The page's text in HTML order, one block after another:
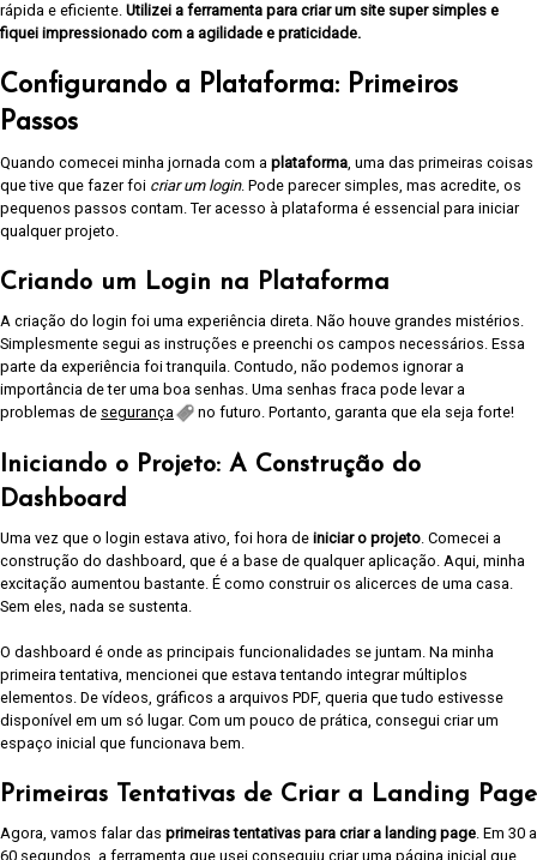
rápida e eficiente. Utilizei a ferramenta para criar um site super simples e
fiquei impressionado com a agilidade e praticidade.
Configurando a Plataforma: Primeiros
Passos
Quando comecei minha jornada com a plataforma, uma das primeiras coisas
que tive que fazer foi criar um login. Pode parecer simples, mas acredite, os
pequenos passos contam. Ter acesso à plataforma é essencial para iniciar
qualquer projeto.
Criando um Login na Plataforma
A criação do login foi uma experiência direta. Não houve grandes mistérios.
Simplesmente segui as instruções e preenchi os campos necessários. Essa
parte da experiência foi tranquila. Contudo, não podemos ignorar a
importância de ter uma boa senhas. Uma senhas fraca pode levar a
problemas de segurança no futuro. Portanto, garanta que ela seja forte!
Iniciando o Projeto: A Construção do
Dashboard
Uma vez que o login estava ativo, foi hora de iniciar o projeto . Comecei a
construção do dashboard, que é a base de qualquer aplicação. Aqui, minha
excitação aumentou bastante. É como construir os alicerces de uma casa.
Sem eles, nada se sustenta.
O dashboard é onde as principais funcionalidades se juntam. Na minha
primeira tentativa, mencionei que estava tentando integrar múltiplos
elementos. De vídeos, gráficos a arquivos PDF, queria que tudo estivesse
disponível em um só lugar. Com um pouco de prática, consegui criar um
espaço inicial que funcionava bem.
Primeiras Tentativas de Criar a Landing Page
Agora, vamos falar das primeiras tentativas para criar a landing page . Em 30 a
60 segundos, a ferramenta que usei conseguiu criar uma página inicial que